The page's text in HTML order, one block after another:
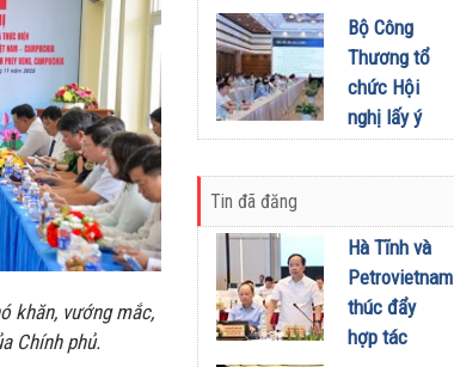
khăn, vướng mắc,
Chính phủ.
chính mình
01/08/2026
xanh
31/07/2026
phương
hướng,
nhiệm vụ
trọng tâm
tháng
Bộ Công
Thương tổ
chức Hội
nghị lấy ý
kiến dự
thảo Nghị
kinh doanh
xăng dầu
29/07/2026
Tin đã đăng
Hà Tĩnh và
Petrovietnam
thúc đẩy
hợp tác